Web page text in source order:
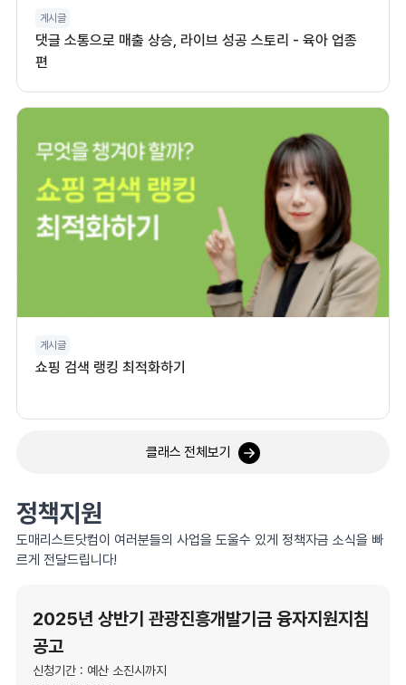
게시글
댓글 소통으로 매출 상승, 라이브 성공 스토리 - 육아 업종
편
게시글
쇼핑 검색 랭킹 최적화하기
클래스 전체보기
정책지원
도매리스트닷컴이 여러분들의 사업을 도울수 있게 정책자금 소식을 빠
르게 전달드립니다!
2025년 상반기 관광진흥개발기금 융자지원지침
공고
신청기간 : 예산 소진시까지